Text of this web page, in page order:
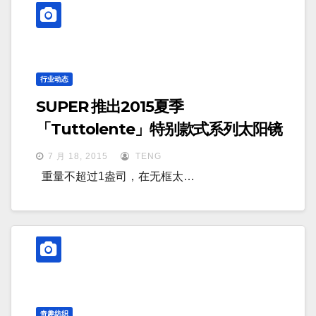
行业动态
SUPER 推出2015夏季
「Tuttolente」特别款式系列太阳镜
7 月 18, 2015 TENG
重量不超过1盎司，在无框太…
奇趣纺织